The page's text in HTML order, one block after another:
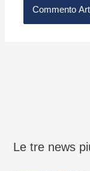
Le tre news
S